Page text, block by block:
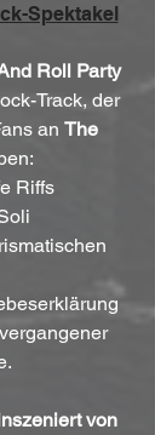
Spektakel
Roll Party
Track, der
an The
Riffs
von